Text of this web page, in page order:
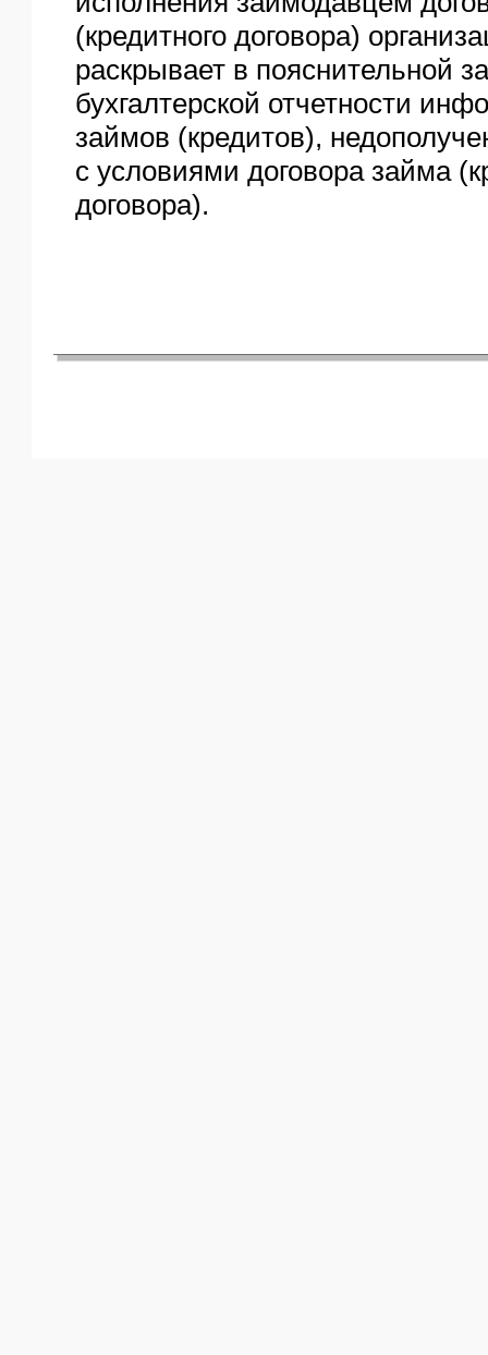
(кредитного договора)
раскрывает в пояснительной
бухгалтерской отчетности
займов (кредитов),
с условиями договора займа
договора).